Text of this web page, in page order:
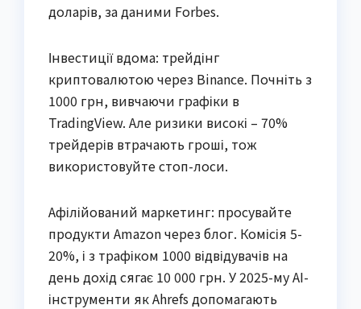
доларів, за даними Forbes.
Інвестиції вдома: трейдінг
криптовалютою через Binance. Почніть з
1000 грн, вивчаючи графіки в
TradingView. Але ризики високі – 70%
трейдерів втрачають гроші, тож
використовуйте стоп-лоси.
Афілійований маркетинг: просувайте
продукти Amazon через блог. Комісія 5-
20%, і з трафіком 1000 відвідувачів на
день дохід сягає 10 000 грн. У 2025-му AI-
інструменти як Ahrefs допомагають